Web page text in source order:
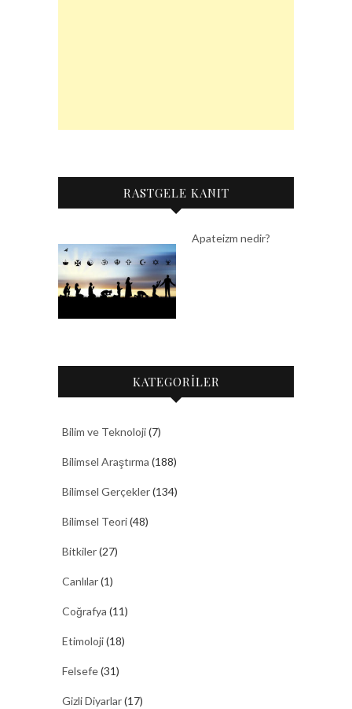
RASTGELE KANIT
Apateizm nedir?
KATEGORİLER
Bilim ve Teknoloji(7)
Bilimsel Araştırma (188)
Bilimsel Gerçekler(134)
Bilimsel Teori(48)
Bitkiler(27)
Canlılar(1)
Coğrafya (11)
Etimoloji(18)
Felsefe(31)
Gizli Diyarlar(17)